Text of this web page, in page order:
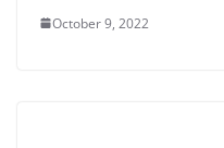
October 9, 2022